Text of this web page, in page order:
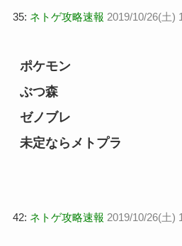
35: ネトゲ攻略速報 2019/10/26(土)
ポケモン
ぶつ森
ゼノブレ
未定ならメトプラ
42: ネトゲ攻略速報 2019/10/26(土)